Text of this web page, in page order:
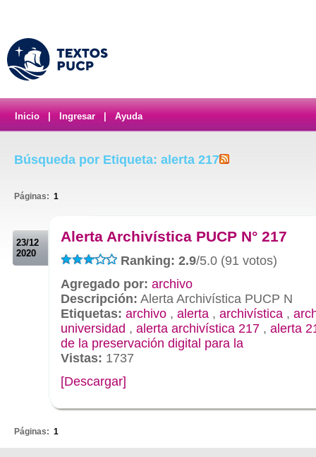
Inicio Ingresar Ayuda
Búsqueda por Etiqueta: alerta 217
Páginas: 1
23/12
2020
Alerta Archivística PUCP N° 217
Ranking: 2.9/5.0 (91 votos)
Agregado por: archivo
Descripción: Alerta Archivística PUCP N
Etiquetas: archivo , alerta , archivística ,
universidad , alerta archivística 217 , alerta
de la preservación digital para la
Vistas: 1737
[Descargar]
Páginas: 1